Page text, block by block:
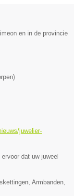
en in de provincie
)
juwelier-
dat uw juweel
Armbanden,